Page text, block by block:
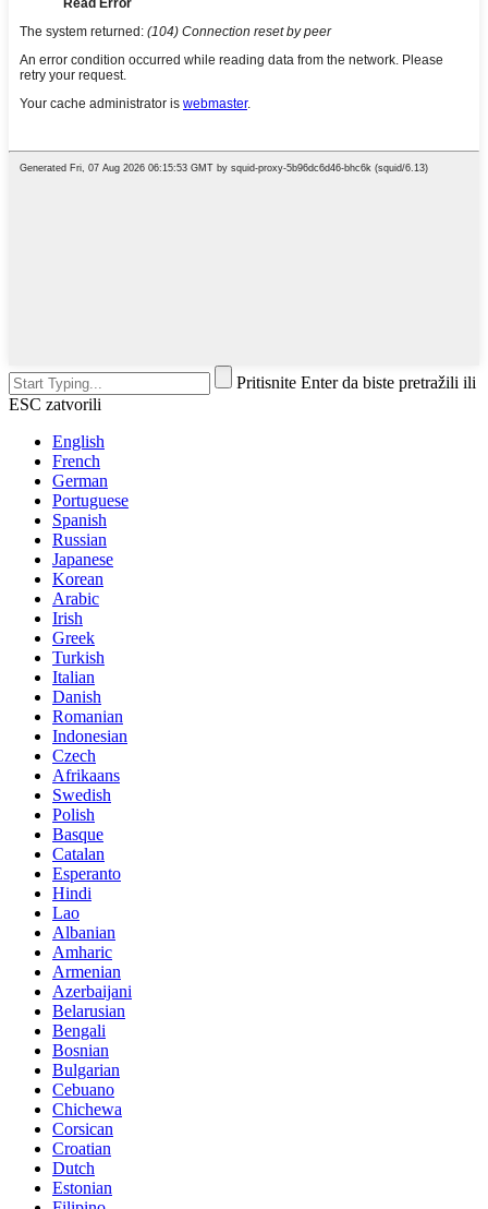
Pritisnite Enter da biste pretražili ili
ESC zatvorili
English
French
German
Portuguese
Spanish
Russian
Japanese
Korean
Arabic
Irish
Greek
Turkish
Italian
Danish
Romanian
Indonesian
Czech
Afrikaans
Swedish
Polish
Basque
Catalan
Esperanto
Hindi
Lao
Albanian
Amharic
Armenian
Azerbaijani
Belarusian
Bengali
Bosnian
Bulgarian
Cebuano
Chichewa
Corsican
Croatian
Dutch
Estonian